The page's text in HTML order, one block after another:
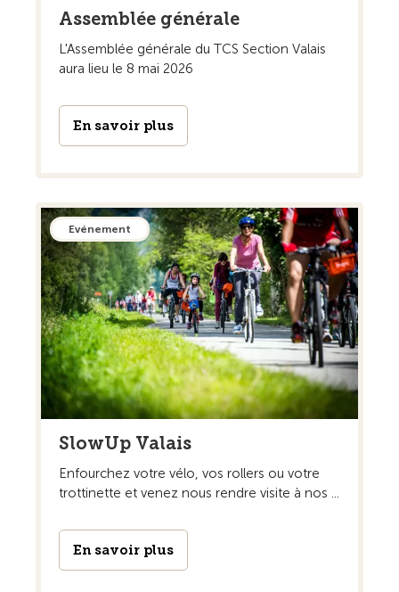
Assemblée générale
L'Assemblée générale du TCS Section Valais
aura lieu le 8 mai 2026
En savoir plus
Evénement
SlowUp Valais
Enfourchez votre vélo, vos rollers ou votre
trottinette et venez nous rendre visite à nos ...
En savoir plus